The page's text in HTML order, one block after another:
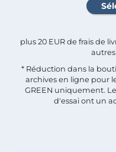
plus 20 EUR de frais de
autres
* Réduction dans la
archives en ligne pour
GREEN uniquement.
d'essai ont un